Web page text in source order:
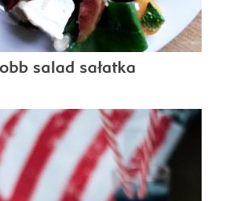
salad sałatka